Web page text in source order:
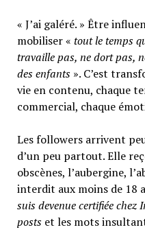
« J’ai galéré. » Être
mobiliser « tout le temps
travaille pas, ne dort pas,
des enfants». C’est
vie en contenu, chaque
commercial, chaque
Les followers arrivent
d’un peu partout. Elle
obscènes, l’aubergine,
interdit aux moins de 18
suis devenue certifiée chez
postset les mots